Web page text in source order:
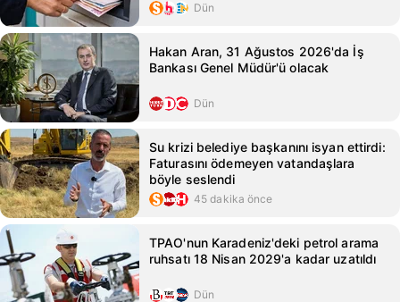
Dün
Hakan Aran, 31 Ağustos 2026'da İş
Bankası Genel Müdür'ü olacak
Dün
Su krizi belediye başkanını isyan ettirdi:
Faturasını ödemeyen vatandaşlara
böyle seslendi
45 dakika önce
TPAO'nun Karadeniz'deki petrol arama
ruhsatı 18 Nisan 2029'a kadar uzatıldı
Dün